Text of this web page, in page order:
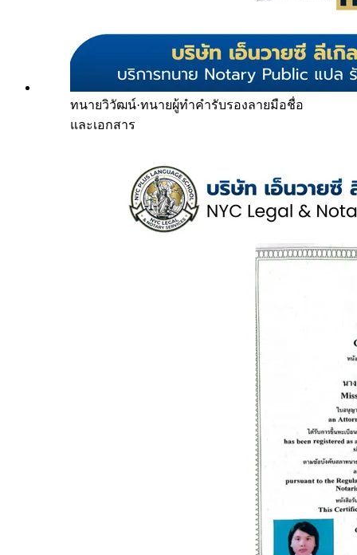
ทนายวิวัฒน์·ทนายผู้ทำคำรับรองลายมือชื่อ
และเอกสาร